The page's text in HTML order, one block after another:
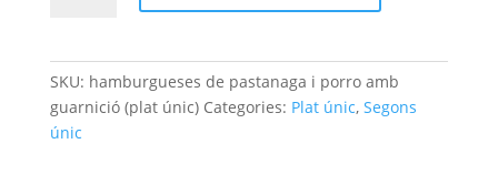
hamburgueses
pastanaga
porro
SKU: hamburgueses de pastanaga i porro amb
guarnició (plat únic) Categories: Plat únic, Segons
únic